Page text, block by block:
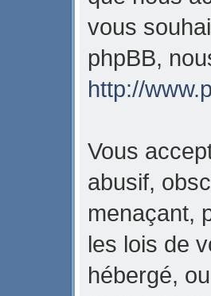
vous
phpBB,
http://
Vous
abusif,
menaçant,
les lois de
hébergé,